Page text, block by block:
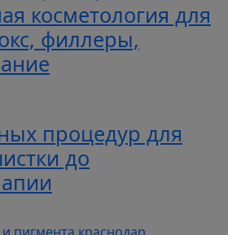
косметология для
филлеры,
процедур для
до